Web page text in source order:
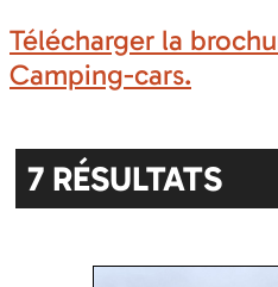
Télécharger la
Camping-cars.
7 RÉSULTATS